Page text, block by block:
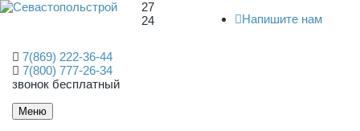
27
24
Напишите нам
7(869) 222-36-44
7(800) 777-26-34
звонок бесплатный
Меню